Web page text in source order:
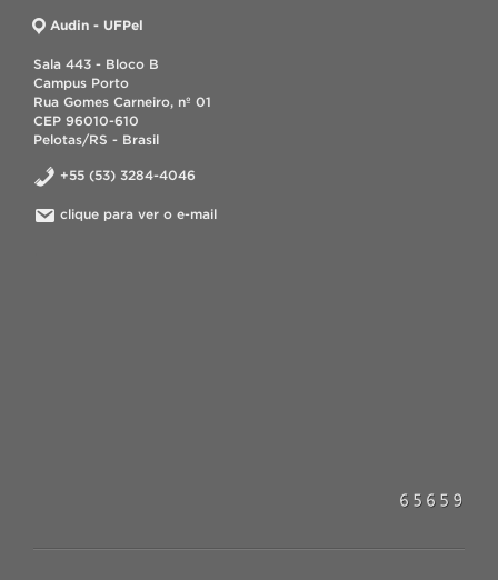
Audin - UFPel
Sala 443 - Bloco B
Campus Porto
Rua Gomes Carneiro, nº 01
CEP 96010-610
Pelotas/RS - Brasil
+55 (53) 3284-4046
clique para ver o e-mail